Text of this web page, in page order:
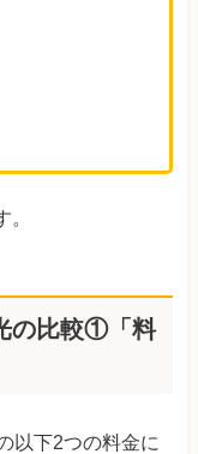
の比較①「料
以下2つの料金に